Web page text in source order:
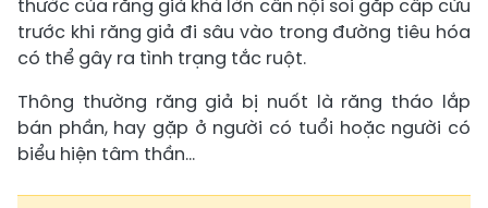
thước của răng giả khá lớn cần nội soi gắp cấp cứu
trước khi răng giả đi sâu vào trong đường tiêu hóa
có thể gây ra tình trạng tắc ruột.
Thông thường răng giả bị nuốt là răng tháo lắp
bán phần, hay gặp ở người có tuổi hoặc người có
biểu hiện tâm thần...